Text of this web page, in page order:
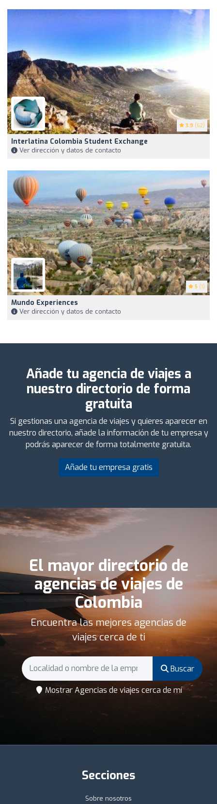
3.9 (62)
Interlatina Colombia Student Exchange
Ver dirección y datos de contacto
5 (1)
Mundo Experiences
Ver dirección y datos de contacto
Añade tu agencia de viajes a
nuestro directorio de forma
gratuita
Si gestionas una agencia de viajes y quieres aparecer en
nuestro directorio, añade la información de tu empresa y
podrás aparecer de forma totalmente gratuita.
Añade tu empresa gratis
El mayor directorio de
agencias de viajes de
Colombia
Encuentra las mejores agencias de
viajes cerca de ti
Buscar
Mostrar Agencias de viajes cerca de mí
Secciones
Sobre nosotros